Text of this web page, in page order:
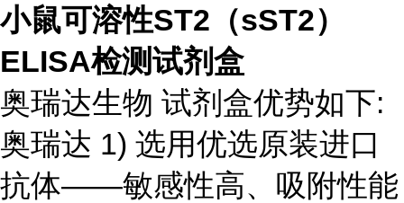
小鼠可溶性ST2（sST2）
ELISA检测试剂盒
奥瑞达生物 试剂盒优势如下:
奥瑞达 1) 选用优选原装进口
抗体——敏感性高、吸附性能